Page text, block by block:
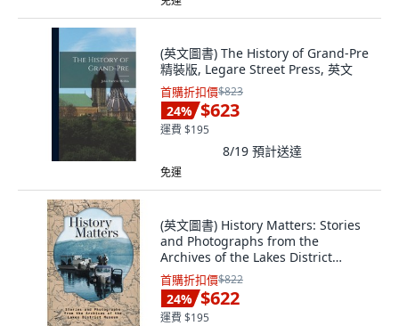
(英文圖書) The History of Grand-Pre
精裝版, Legare Street Press, 英文
首購折扣價$823
24% $623
運費 $195
8/19 預計送達
免運
(英文圖書) History Matters: Stories
and Photographs from the
Archives of the Lakes District
Museum 精裝版, FriesenPress, 英文
首購折扣價$822
24% $622
運費 $195